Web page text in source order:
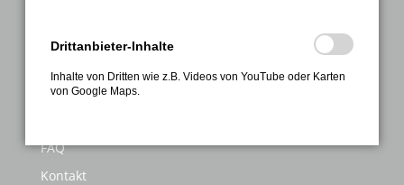
Kontakte
Anmeldung
FAQ
Kontakt
Drittanbieter-Inhalte
Inhalte von Dritten wie z.B. Videos von YouTube oder Karten
von Google Maps.